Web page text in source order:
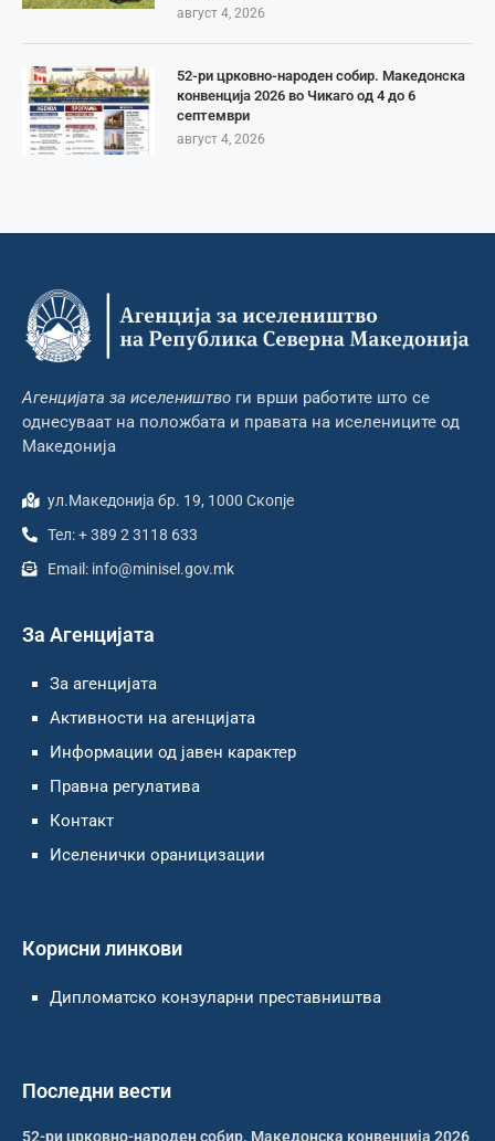
август 4, 2026
52-ри црковно-народен собир. Македонска
конвенција 2026 во Чикаго од 4 до 6
септември
август 4, 2026
Агенцијата за иселеништво ги врши работите што се
однесуваат на положбата и правата на иселениците од
Македонија
ул.Македонија бр. 19, 1000 Скопје
Тел: + 389 2 3118 633
Email: info@minisel.gov.mk
За Агенцијата
За агенцијата
Активности на агенцијата
Информации од јавен карактер
Правна регулатива
Контакт
Иселенички ораницизации
Корисни линкови
Дипломатско конзуларни преставништва
Последни вести
52-ри црковно-народен собир. Македонска конвенција 2026